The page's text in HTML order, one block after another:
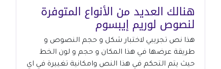
هنالك العديد من الأنواع المتوفرة
لنصوص لوريم إيبسوم
هذا نص تجريبي لاختبار شكل و حجم النصوص و
طريقة عرضها في هذا المكان و حجم و لون الخط
حيث يتم التحكم في هذا النص وامكانية تغييرة في اي